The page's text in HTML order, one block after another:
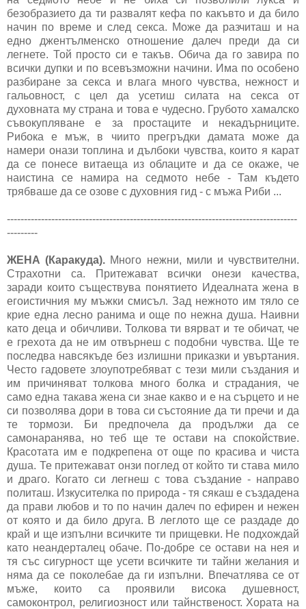
безобразието да ти развалят кефа по какъвто и да било
начин по време и след секса. Може да разчиташ и на
едно джентълменско отношение далеч преди да си
легнете. Той просто си е такъв. Обича да го завира по
всички дупки и по всевъзможни начини. Има по особено
разбиране за секса и влага много чувства, нежност и
гальовност, с цел да усетиш силата на секса от
духовната му страна и това е чудесно. Грубото хамалско
съвокупляване е за простаците и некадърниците.
Рибока е мъж, в чиито прегръдки дамата може да
намери онази топлина и дълбоки чувства, които я карат
да се понесе витаеща из облаците и да се окаже, че
наистина се намира на седмото небе - Там където
трябваше да се озове с духовния гид - с мъжа Риби ...
-------------------------------------------------------------------------------------
---------
ЖЕНА (Каракуда). Много нежни, мили и чувствителни.
Страхотни са. Притежават всички онези качества,
заради които съществува понятието Идеалната жена в
егоистичния му мъжки смисъл. Зад нежното им тяло се
крие една лесно ранима и още по нежна душа. Наивни
като деца и обичливи. Толкова ти вярват и те обичат, че
е грехота да не им отвърнеш с подобни чувства. Ще те
последва навсякъде без излишни приказки и увъртания.
Често гадовете злоупотребяват с тези мили създания и
им причиняват толкова много болка и страдания, че
само една такава жена си знае какво и е на сърцето и не
си позволява дори в това си състояние да ти пречи и да
те тормози. Би предпочела да продължи да се
самонаранява, но теб ще те остави на спокойствие.
Красотата им е подкрепена от още по красива и чиста
душа. Те притежават онзи поглед от който ти става мило
и драго. Когато си легнеш с това създание - направо
политаш. Изкусителка по природа - тя сякаш е създадена
да прави любов и то по начин далеч по ефирен и нежен
от която и да било друга. В леглото ще се раздаде до
край и ще изпълни всичките ти прищевки. Не подхождай
като неандерталец обаче. По-добре се остави на нея и
тя със сигурност ще усети всичките ти тайни желания и
няма да се поколебае да ги изпълни. Впечатлява се от
мъже, които са проявили висока душевност,
самоконтрол, религиозност или тайнственост. Хората на